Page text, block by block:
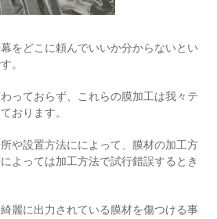
をどこに頼んでいいか分からないとい
。
っておらず、これらの膜加工は我々テ
おります。
や設置方法にによって、膜材の加工方
よっては加工方法で試行錯誤するとき
麗に出力されている膜材を傷つける事